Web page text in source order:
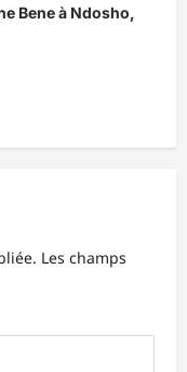
Bene à Ndosho,
Les champs